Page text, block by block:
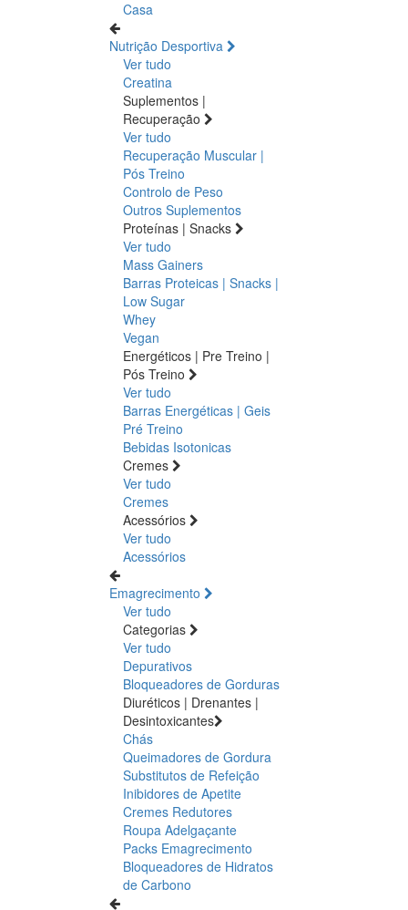
Casa
Nutrição Desportiva
Ver tudo
Creatina
Suplementos |
Recuperação
Ver tudo
Recuperação Muscular |
Pós Treino
Controlo de Peso
Outros Suplementos
Proteínas | Snacks
Ver tudo
Mass Gainers
Barras Proteicas | Snacks |
Low Sugar
Whey
Vegan
Energéticos | Pre Treino |
Pós Treino
Ver tudo
Barras Energéticas | Geis
Pré Treino
Bebidas Isotonicas
Cremes
Ver tudo
Cremes
Acessórios
Ver tudo
Acessórios
Emagrecimento
Ver tudo
Categorias
Ver tudo
Depurativos
Bloqueadores de Gorduras
Diuréticos | Drenantes |
Desintoxicantes
Chás
Queimadores de Gordura
Substitutos de Refeição
Inibidores de Apetite
Cremes Redutores
Roupa Adelgaçante
Packs Emagrecimento
Bloqueadores de Hidratos
de Carbono